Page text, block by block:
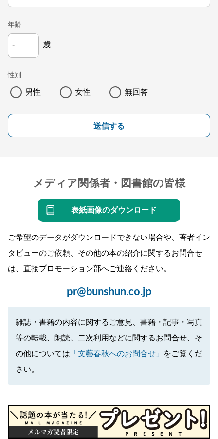
年齢
歳
性別
男性 女性 無回答
送信する
メディア関係者・図書館の皆様
表紙画像のダウンロード
ご希望のデータがダウンロードできない場合や、著者イン
タビューのご依頼、その他の本の紹介に関するお問合せ
は、直接プロモーション部へご連絡ください。
pr@bunshun.co.jp
雑誌・書籍の内容に関するご意見、書籍・記事・写真
等の転載、朗読、二次利用などに関するお問合せ、そ
の他については 「文藝春秋へのお問合せ」
をご覧くだ
さい。